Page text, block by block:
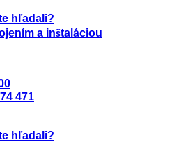
hľadali?
a inštaláciou
471
hľadali?